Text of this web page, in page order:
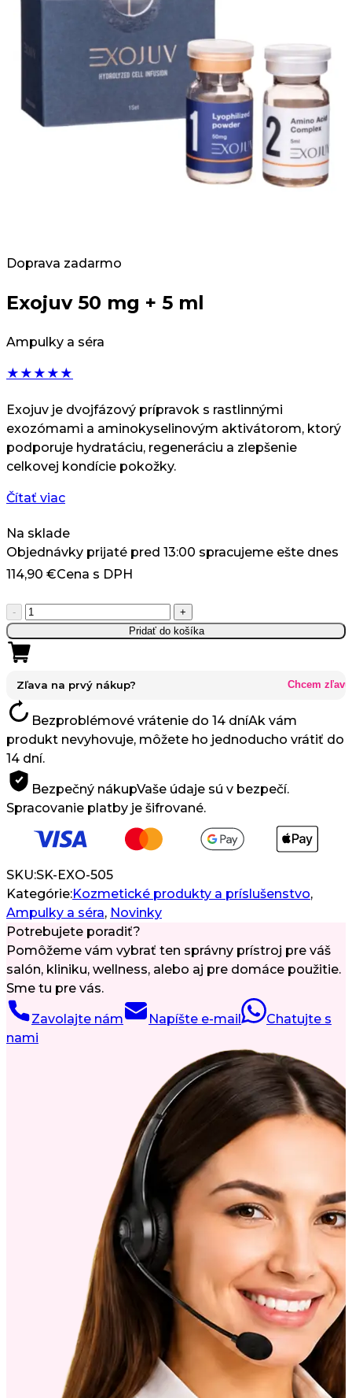
Doprava zadarmo
Exojuv 50 mg + 5 ml
Ampulky a séra
★ ★ ★ ★ ★
Exojuv je dvojfázový prípravok s rastlinnými
exozómami a aminokyselinovým aktivátorom, ktorý
podporuje hydratáciu, regeneráciu a zlepšenie
celkovej kondície pokožky.
Čítať viac
Na sklade
Objednávky prijaté pred 13:00 spracujeme ešte dnes
114,90 €Cena s DPH
-
množstvo
Exojuv
50
mg
+
ml
+
Pridať do košíka
Zľava na prvý nákup? Chcem zľavu
Bezproblémové vrátenie do 14 dníAk vám
produkt nevyhovuje, môžete ho jednoducho vrátiť do
14 dní.
Bezpečný nákupVaše údaje sú v bezpečí.
Spracovanie platby je šifrované.
SKU:SK-EXO-505
Kategórie:Kozmetické produkty a príslušenstvo,
Ampulky a séra, Novinky
Potrebujete poradiť?
Pomôžeme vám vybrať ten správny prístroj pre váš
salón, kliniku, wellness, alebo aj pre domáce použitie.
Sme tu pre vás.
Zavolajte nám Napíšte e-mail
Chatujte s
nami